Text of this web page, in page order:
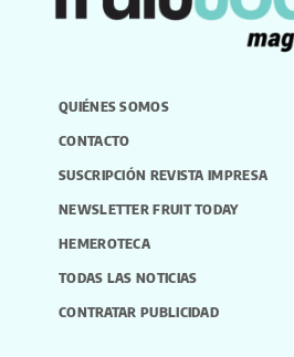
QUIÉNES SOMOS
CONTACTO
SUSCRIPCIÓN REVISTA IMPRESA
NEWSLETTER FRUIT TODAY
HEMEROTECA
TODAS LAS NOTICIAS
CONTRATAR PUBLICIDAD